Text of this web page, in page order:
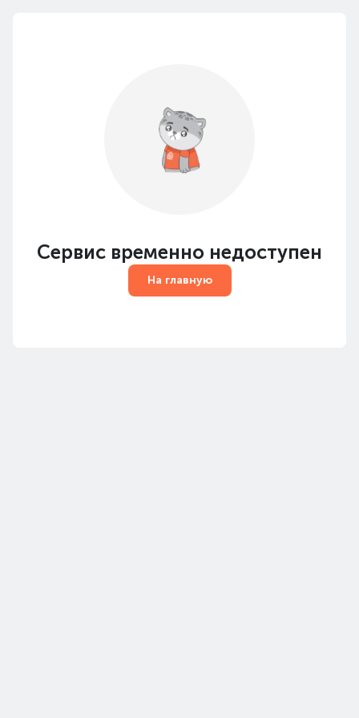
Сервис временно недоступен
На главную